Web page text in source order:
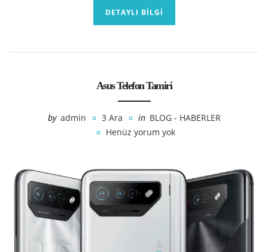
DETAYLI BILGI
Asus Telefon Tamiri
by admin 3 Ara in BLOG - HABERLER
Henüz yorum yok